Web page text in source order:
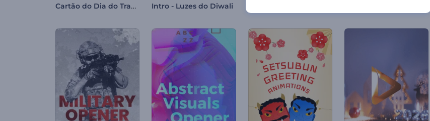
Cartão do Dia do Trabalho Intro - Luzes do Diwali